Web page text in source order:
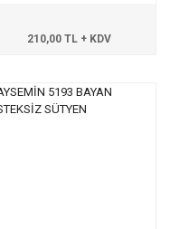
210,00 TL + KDV